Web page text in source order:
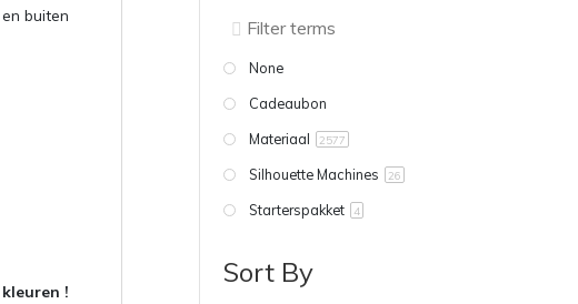
buiten
!
None
Cadeaubon
Materiaal
2577
Silhouette Machines 26
Starterspakket 4
Sort By